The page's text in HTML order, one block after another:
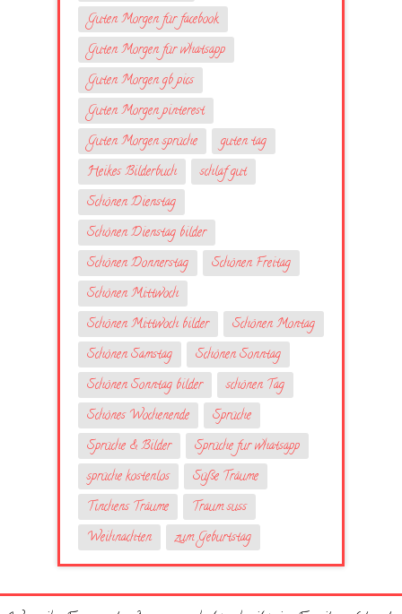
Guten Morgen für facebook
Guten Morgen für whatsapp
Guten Morgen gb pics
Guten Morgen pinterest
Guten Morgen sprüche
guten tag
Heikes Bilderbuch
schlaf gut
Schönen Dienstag
Schönen Dienstag bilder
Schönen Donnerstag
Schönen Freitag
Schönen Mittwoch
Schönen Mittwoch bilder
Schönen Montag
Schönen Samstag
Schönen Sonntag
Schönen Sonntag bilder
schönen Tag
Schönes Wochenende
Sprüche
Sprüche & Bilder
Sprüche fur whatsapp
sprüche kostenlos
Süße Träume
Tinchens Träume
Traum suss
Weihnachten
zum Geburtstag